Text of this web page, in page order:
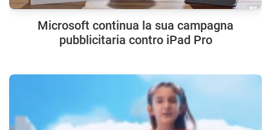
Microsoft continua la sua campagna
pubblicitaria contro iPad Pro